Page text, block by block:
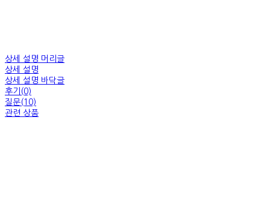
상세 설명 머리글
상세 설명
상세 설명 바닥글
후기(0)
질문(10)
관련 상품